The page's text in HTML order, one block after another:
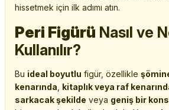
hissetmek için ilk adımı atın.
Peri Figürü Nasıl ve
Kullanılır?
Bu ideal boyutlu figür, özellikle
kenarında kitaplık veya raf
sarkacak şekilde veya geniş bir